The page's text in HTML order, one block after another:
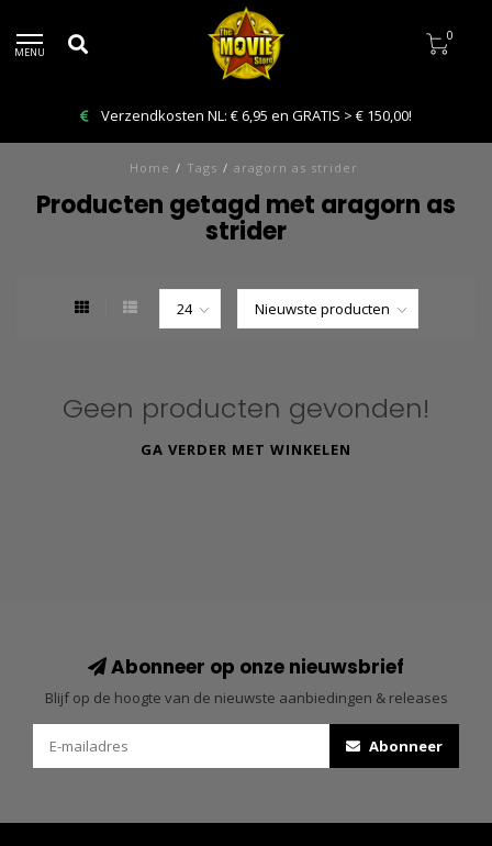
MENU
0
Verzendkosten NL: € 6,95 en GRATIS > € 150,00!
Home / Tags / aragorn as strider
Producten getagd met aragorn as
strider
Geen producten gevonden!
GA VERDER MET WINKELEN
Abonneer op onze nieuwsbrief
Blijf op de hoogte van de nieuwste aanbiedingen & releases
Abonneer